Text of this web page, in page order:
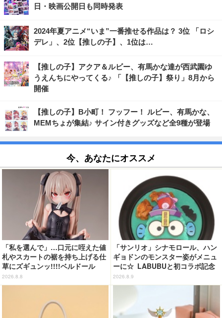
日・映画公開日も同時発表
2024年夏アニメ“いま”一番推せる作品は？ 3位 「ロシ
デレ」、2位【推しの子】、1位は…
【推しの子】アクア＆ルビー、有馬かな達が西武園ゆ
うえんちにやってくる♪ 「【推しの子】祭り」8月から
開催
【推しの子】B小町！ フッフー！ ルビー、有馬かな、
MEMちょが集結♪ サイン付きグッズなど全9種が登場
今、あなたにオススメ
「私を選んで」…口元に咥えた値
札やスカートの裾を持ち上げる仕
草にズギュンッ!!!!ベルドール
「ロゼ」がフィギュアで新登場
2026.8.8
「サンリオ」シナモロール、ハン
ギョドンのモンスター姿がメニュ
ーに☆ LABUBUと初コラボ記念
のスイーツも！【サンリオピュー
ロランド】
2026.8.9